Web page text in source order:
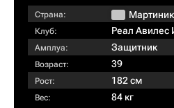
Страна: Мартиник
Клуб: Реал Авилес
Амплуа: Защитник
Возраст: 39
Рост: 182 см
Вес: 84 кг